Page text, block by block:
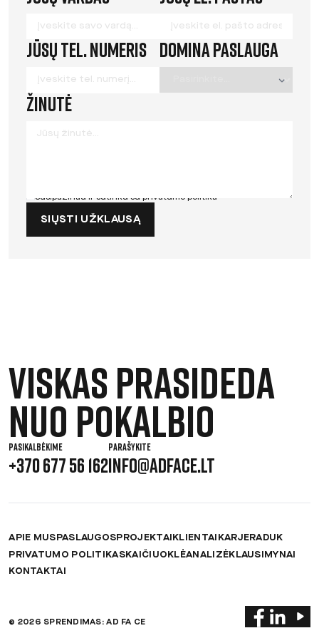
field
blank
Jūsų tel. numeris Domina paslauga
Žinutė
Susipažinau ir sutinku su privatumo politika
SIŲSTI UŽKLAUSĄ
Viskas prasideda
nuo pokalbio
PASIKALBĖKIME
+370 677 56 162
PARAŠYKITE
INFO@ADFACE.LT
APIE MUSPASLAUGOSPROJEKTAIKLIENTAI KARJERADUK
PRIVATUMO POLITIKASKAIČIUOKLĖANALIZĖKLAUSIMYNAI
KONTAKTAI
© 2026 SPRENDIMAS: AD FA CE